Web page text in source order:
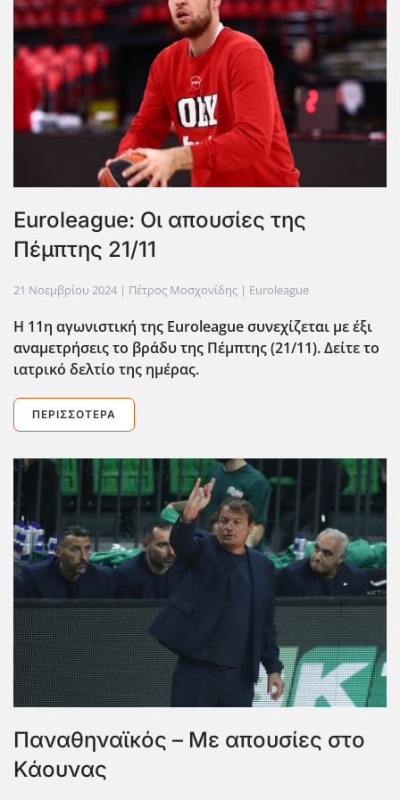
Euroleague: Οι απουσίες της
Πέμπτης 21/11
21 Νοεμβρίου 2024 | Πέτρος Μοσχονίδης | Euroleague
Η 11η αγωνιστική της Euroleague συνεχίζεται με έξι
αναμετρήσεις το βράδυ της Πέμπτης (21/11). Δείτε το
ιατρικό δελτίο της ημέρας.
ΠΕΡΙΣΣΌΤΕΡΑ
Παναθηναϊκός – Με απουσίες στο
Κάουνας